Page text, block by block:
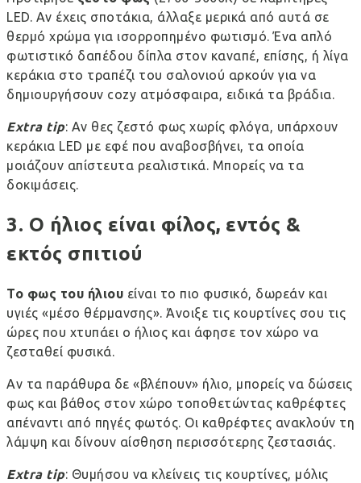
LED. Αν έχεις σποτάκια, άλλαξε μερικά από αυτά σε
θερμό χρώμα για ισορροπημένο φωτισμό. Ένα απλό
φωτιστικό δαπέδου δίπλα στον καναπέ, επίσης, ή λίγα
κεράκια στο τραπέζι του σαλονιού αρκούν για να
δημιουργήσουν cozy ατμόσφαιρα, ειδικά τα βράδια.
Extra tip: Αν θες ζεστό φως χωρίς φλόγα, υπάρχουν
κεράκια LED με εφέ που αναβοσβήνει, τα οποία
μοιάζουν απίστευτα ρεαλιστικά. Μπορείς να τα
δοκιμάσεις.
3. Ο ήλιος είναι φίλος, εντός &
εκτός σπιτιού
Το φως του ήλιου είναι το πιο φυσικό, δωρεάν και
υγιές «μέσο θέρμανσης». Άνοιξε τις κουρτίνες σου τις
ώρες που χτυπάει ο ήλιος και άφησε τον χώρο να
ζεσταθεί φυσικά.
Αν τα παράθυρα δε «βλέπουν» ήλιο, μπορείς να δώσεις
φως και βάθος στον χώρο τοποθετώντας καθρέφτες
απέναντι από πηγές φωτός. Οι καθρέφτες ανακλούν τη
λάμψη και δίνουν αίσθηση περισσότερης ζεστασιάς.
Extra tip: Θυμήσου να κλείνεις τις κουρτίνες, μόλις